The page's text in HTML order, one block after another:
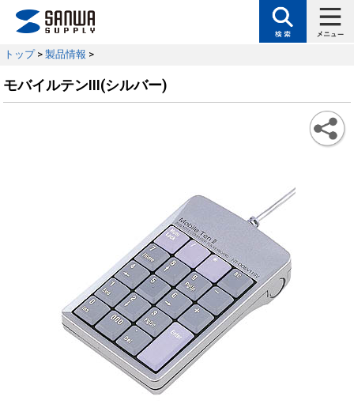
トップ> 製品情報 >
モバイルテンIII(シルバー)